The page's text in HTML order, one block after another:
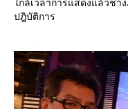
กล้เวลาการแสดงแล้วช่าง
ปฎิบัติการ